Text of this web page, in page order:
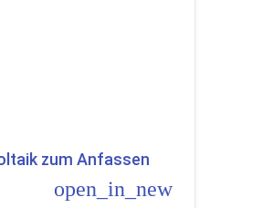
zum Anfassen
open_in_new